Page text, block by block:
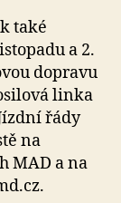
také
a 2.
dopravu
linka
řády
na
MAD a na